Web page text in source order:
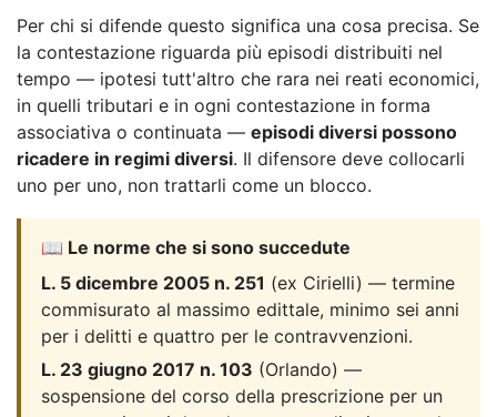
Per chi si difende questo significa una cosa precisa. Se
la contestazione riguarda più episodi distribuiti nel
tempo — ipotesi tutt'altro che rara nei reati economici,
in quelli tributari e in ogni contestazione in forma
associativa o continuata — episodi diversi possono
ricadere in regimi diversi. Il difensore deve collocarli
uno per uno, non trattarli come un blocco.
📖 Le norme che si sono succedute
L. 5 dicembre 2005 n. 251 (ex Cirielli) — termine
commisurato al massimo edittale, minimo sei anni
per i delitti e quattro per le contravvenzioni.
L. 23 giugno 2017 n. 103 (Orlando) —
sospensione del corso della prescrizione per un